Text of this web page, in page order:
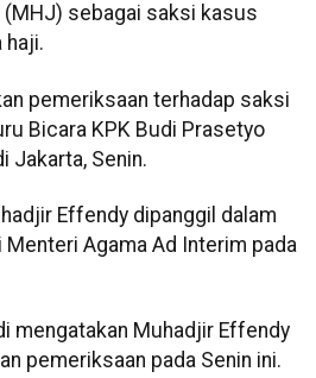
sebagai saksi kasus
haji.
pemeriksaan terhadap saksi
Bicara KPK Budi Prasetyo
Jakarta, Senin.
Effendy dipanggil dalam
Agama Ad Interim pada
mengatakan Muhadjir Effendy
pemeriksaan pada Senin ini.